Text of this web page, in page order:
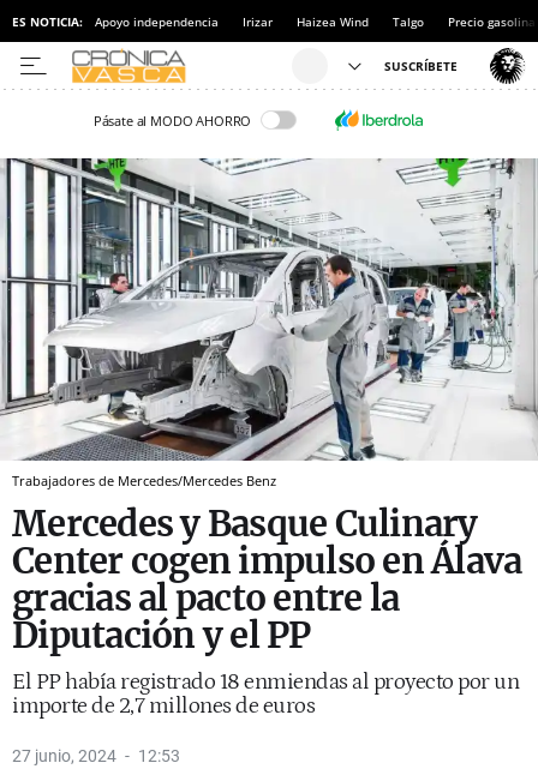
ES NOTICIA: Apoyo independencia Irizar Haizea Wind Talgo Precio gasolina
Pásate al MODO AHORRO
Trabajadores de Mercedes/Mercedes Benz
Mercedes y Basque Culinary
Center cogen impulso en Álava
gracias al pacto entre la
Diputación y el PP
El PP había registrado 18 enmiendas al proyecto por un
importe de 2,7 millones de euros
27 junio, 2024 12:53